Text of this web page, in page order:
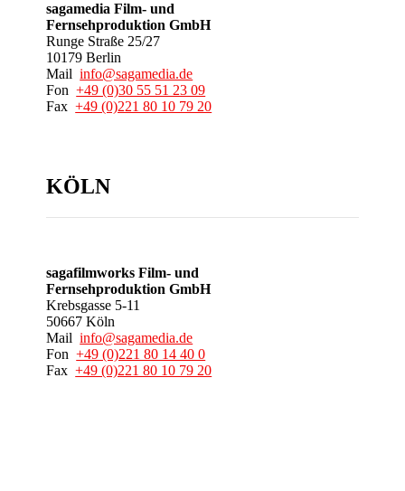
sagamedia Film- und
Fernsehproduktion GmbH
Runge Straße 25/27
10179 Berlin
Mailinfo@sagamedia.de
Fon+49 (0)30 55 51 23 09
Fax+49 (0)221 80 10 79 20
KÖLN
sagafilmworks Film- und
Fernsehproduktion GmbH
Krebsgasse 5-11
50667 Köln
Mailinfo@sagamedia.de
Fon+49 (0)221 80 14 40 0
Fax+49 (0)221 80 10 79 20